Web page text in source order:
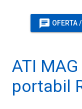
chat OFERTA
ATI
portabil